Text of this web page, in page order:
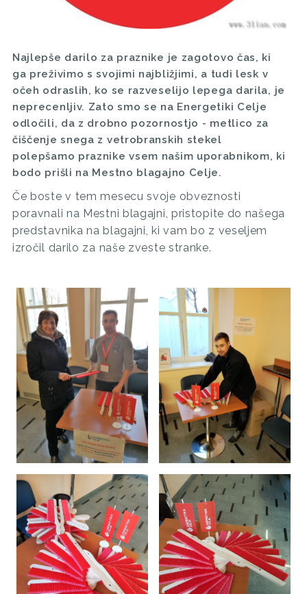
Najlepše darilo za praznike je zagotovo čas, ki
ga preživimo s svojimi najbližjimi, a tudi lesk v
očeh odraslih, ko se razveselijo lepega darila, je
neprecenljiv. Zato smo se na Energetiki Celje
odločili, da z drobno pozornostjo - metlico za
čiščenje snega z vetrobranskih stekel
polepšamo praznike vsem našim uporabnikom, ki
bodo prišli na Mestno blagajno Celje.
Če boste v tem mesecu svoje obveznosti
poravnali na Mestni blagajni, pristopite do našega
predstavnika na blagajni, ki vam bo z veseljem
izročil darilo za naše zveste stranke.